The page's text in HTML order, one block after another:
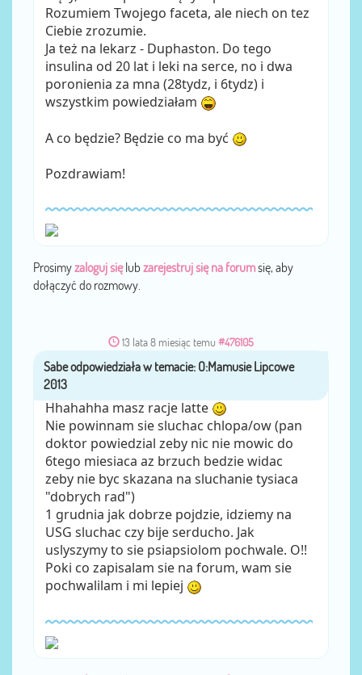
Rozumiem Twojego faceta, ale niech on tez
Ciebie zrozumie.
Ja też na lekarz - Duphaston. Do tego
insulina od 20 lat i leki na serce, no i dwa
poronienia za mna (28tydz, i 6tydz) i
wszystkim powiedziałam
A co będzie? Będzie co ma być
Pozdrawiam!
Prosimyzaloguj sięlub zarejestruj się na forumsię, aby
dołączyć do rozmowy.
13 lata 8 miesiąc temu #476105
przezSabe
Hhahahha masz racje latte
Nie powinnam sie sluchac chlopa/ow (pan
doktor powiedzial zeby nic nie mowic do
6tego miesiaca az brzuch bedzie widac
zeby nie byc skazana na sluchanie tysiaca
"dobrych rad")
1 grudnia jak dobrze pojdzie, idziemy na
USG sluchac czy bije serducho. Jak
uslyszymy to sie psiapsiolom pochwale. O!!
Poki co zapisalam sie na forum, wam sie
pochwalilam i mi lepiej